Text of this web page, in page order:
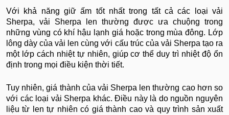
Với khả năng giữ ấm tốt nhất trong tất cả các loại vải
Sherpa, vải Sherpa len thường được ưa chuộng trong
những vùng có khí hậu lạnh giá hoặc trong mùa đông. Lớp
lông dày của vải len cùng với cấu trúc của vải Sherpa tạo ra
một lớp cách nhiệt tự nhiên, giúp cơ thể duy trì nhiệt độ ổn
định trong mọi điều kiện thời tiết.
Tuy nhiên, giá thành của vải Sherpa len thường cao hơn so
với các loại vải Sherpa khác. Điều này là do nguồn nguyên
liệu từ len tự nhiên có giá thành cao và quy trình sản xuất